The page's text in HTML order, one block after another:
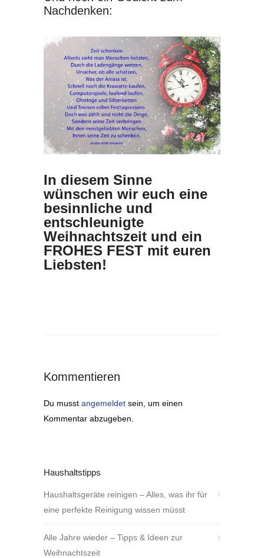
Nachdenken:
In diesem Sinne
wünschen wir euch eine
besinnliche und
entschleunigte
Weihnachtszeit und ein
FROHES FEST mit euren
Liebsten!
Kommentieren
Du musst angemeldet sein, um einen
Kommentar abzugeben.
Haushaltstipps
Haushaltsgeräte reinigen – Alles, was ihr für
eine perfekte Reinigung wissen müsst
Alle Jahre wieder – Tipps & Ideen zur
Weihnachtszeit